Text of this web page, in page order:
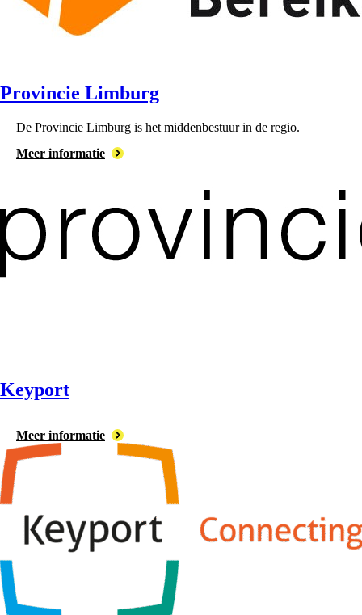
Provincie Limburg
De ⁠Provincie Limburg is het middenbestuur in de regio.
Meer informatie
Keyport
Meer informatie